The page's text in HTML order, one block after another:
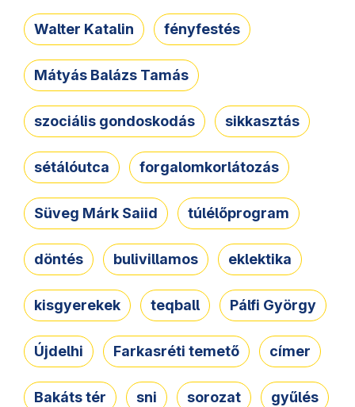
Walter Katalin fényfestés
Mátyás Balázs Tamás
szociális gondoskodás sikkasztás
sétálóutca forgalomkorlátozás
Süveg Márk Saiid túlélőprogram
döntés bulivillamos eklektika
kisgyerekek teqball Pálfi György
Újdelhi Farkasréti temető címer
Bakáts tér sni sorozat gyűlés